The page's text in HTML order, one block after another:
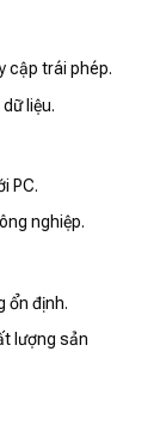
cập trái phép.
liệu.
PC.
nghiệp.
ổn định.
lượng sản